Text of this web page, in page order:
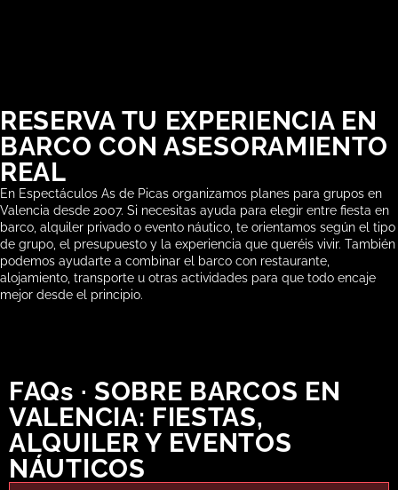
RESERVA TU EXPERIENCIA EN
BARCO CON ASESORAMIENTO
REAL
En Espectáculos As de Picas organizamos planes para grupos en
Valencia desde 2007. Si necesitas ayuda para elegir entre fiesta en
barco, alquiler privado o evento náutico, te orientamos según el tipo
de grupo, el presupuesto y la experiencia que queréis vivir. También
podemos ayudarte a combinar el barco con restaurante,
alojamiento, transporte u otras actividades para que todo encaje
mejor desde el principio.
FAQs · SOBRE BARCOS EN
VALENCIA: FIESTAS,
ALQUILER Y EVENTOS
NÁUTICOS